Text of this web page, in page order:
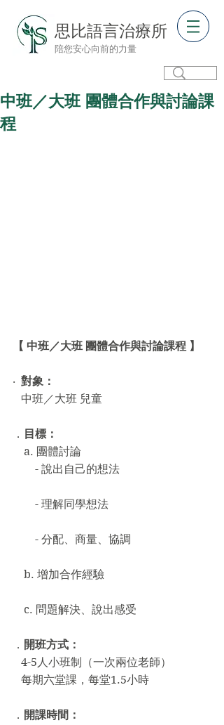
思比語言治療所
陪您安心向前的力量
中班／大班 團體合作與討論課
程
【 中班／大班 團體合作與討論課程 】
‧ 對象：
   中班／大班 兒童
． 目標：
    a. 團體討論
        - 說出自己的想法
        - 理解同學想法
        - 分配、商量、協調
    b. 增加合作經驗
    c. 問題解決、說出感受
． 開班方式：
   4-5人小班制（一次兩位老師）
   每期六堂課，每堂1.5小時
． 開課時間：